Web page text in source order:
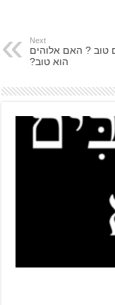
Next
טוב ? האם אלוהים
הוא טוב?